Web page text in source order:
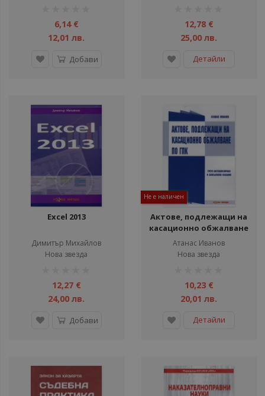
6,14 €
12,01 лв.
Добави
12,78 €
25,00 лв.
Детайли
Excel 2013
Димитър Михайлов
Нова звезда
12,27 €
24,00 лв.
Добави
Не е наличен
Актове, подлежащи на
касационно обжалване
по ГПК
Атанас Иванов
Нова звезда
10,23 €
20,01 лв.
Детайли